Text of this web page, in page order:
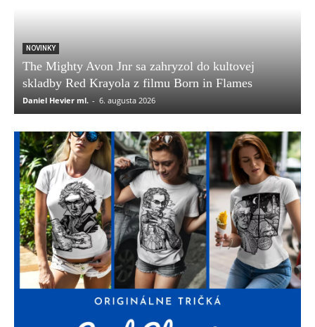
NOVINKY
The Mighty Avon Jnr sa zahryzol do kultovej
skladby Red Krayola z filmu Born in Flames
Daniel Hevier ml. - 6. augusta 2026